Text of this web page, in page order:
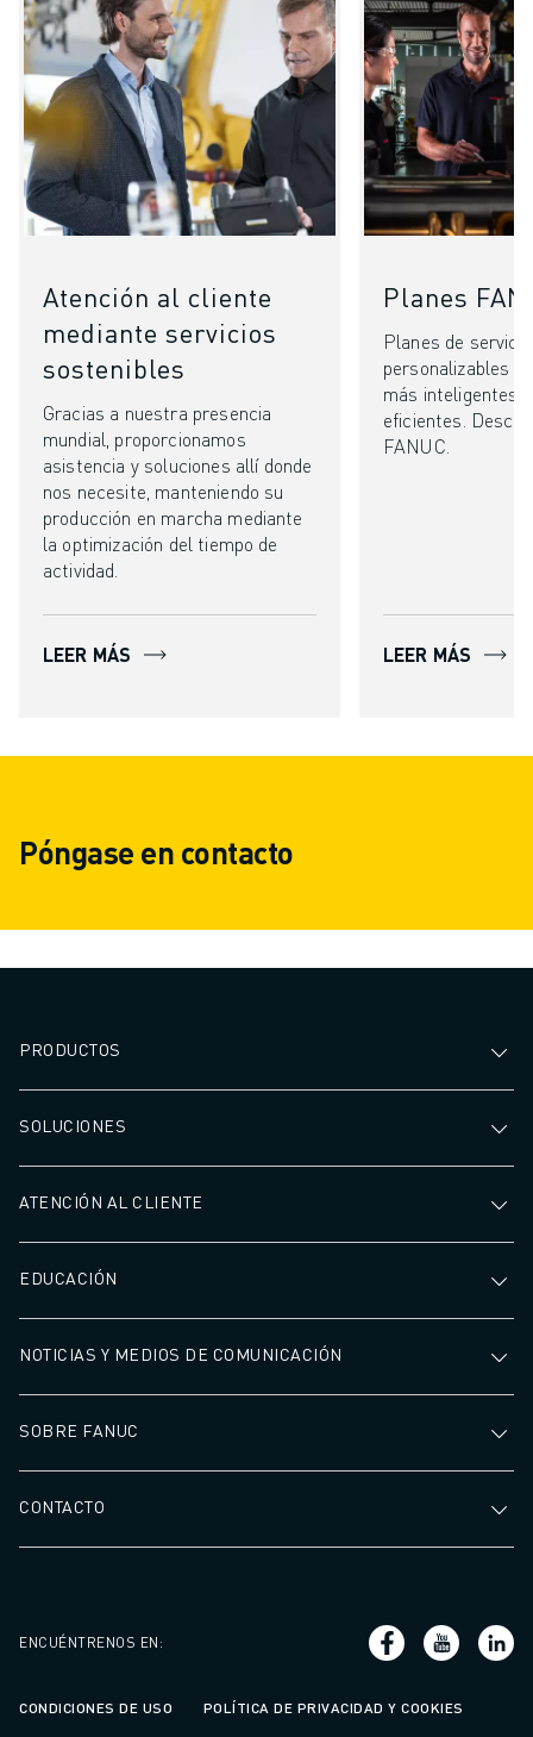
Atención al cliente
mediante servicios
sostenibles
Gracias a nuestra presencia
mundial, proporcionamos
asistencia y soluciones allí donde
nos necesite, manteniendo su
producción en marcha mediante
la optimización del tiempo de
actividad.
LEER MÁS
Planes
Planes de servicio
personalizables
más inteligentes,
eficientes.
FANUC.
LEER MÁS
Póngase en contacto
PRODUCTOS
SOLUCIONES
ATENCIÓN AL CLIENTE
EDUCACIÓN
NOTICIAS Y MEDIOS DE COMUNICACIÓN
SOBRE FANUC
CONTACTO
ENCUÉNTRENOS EN :
CONDICIONES DE USO POLÍTICA DE PRIVACIDAD Y COOKIES